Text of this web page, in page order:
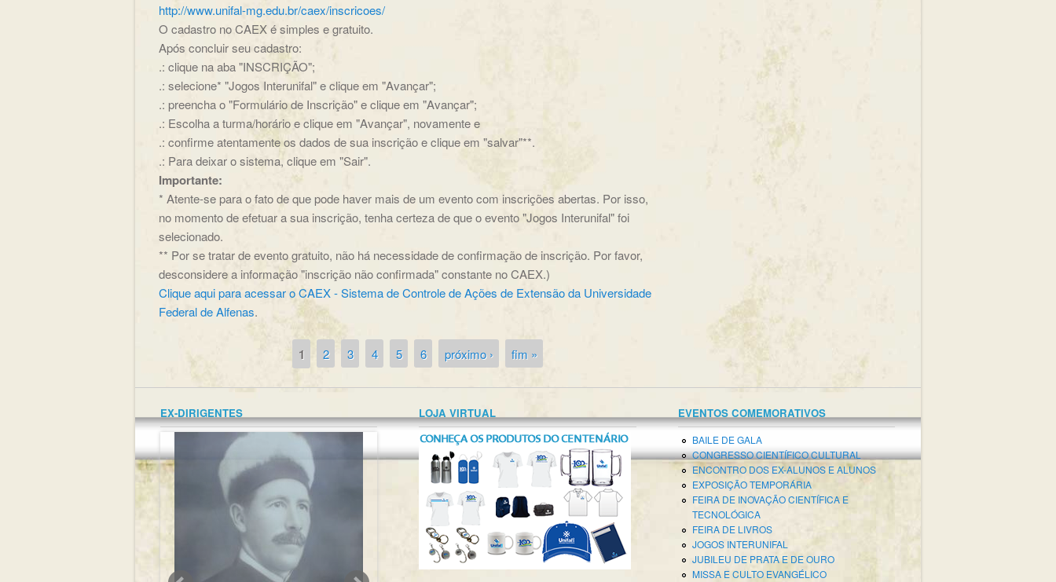
http://www.unifal-mg.edu.br/caex/inscricoes/
O cadastro no CAEX é simples e gratuito.
Após concluir seu cadastro:
.: clique na aba "INSCRIÇÃO";
.: selecione* "Jogos Interunifal" e clique em "Avançar";
.: preencha o "Formulário de Inscrição" e clique em "Avançar";
.: Escolha a turma/horário e clique em "Avançar", novamente e
.: confirme atentamente os dados de sua inscrição e clique em "salvar"**.
.: Para deixar o sistema, clique em "Sair".
Importante:
* Atente-se para o fato de que pode haver mais de um evento com inscrições abertas. Por isso,
no momento de efetuar a sua inscrição, tenha certeza de que o evento "Jogos Interunifal" foi
selecionado.
** Por se tratar de evento gratuito, não há necessidade de confirmação de inscrição. Por favor,
desconsidere a informação "inscrição não confirmada" constante no CAEX.)
Clique aqui para acessar o CAEX - Sistema de Controle de Ações de Extensão da Universidade
Federal de Alfenas.
1 2 3 4 5 6 próximo › fim »
EX-DIRIGENTES LOJA VIRTUAL EVENTOS COMEMORATIVOS
BAILE DE GALA
CONGRESSO CIENTÍFICO CULTURAL
ENCONTRO DOS EX-ALUNOS E ALUNOS
EXPOSIÇÃO TEMPORÁRIA
FEIRA DE INOVAÇÃO CIENTÍFICA E
TECNOLÓGICA
FEIRA DE LIVROS
JOGOS INTERUNIFAL
JUBILEU DE PRATA E DE OURO
MISSA E CULTO EVANGÉLICO